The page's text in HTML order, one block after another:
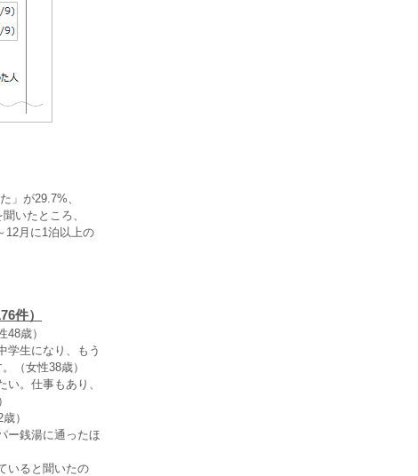
」が29.7%、
いたところ、
12月に1泊以上の
件）
歳）
学生になり、もう
（女性38歳）
。仕事もあり、
）
ー銭湯に通ったほ
いると聞いたの